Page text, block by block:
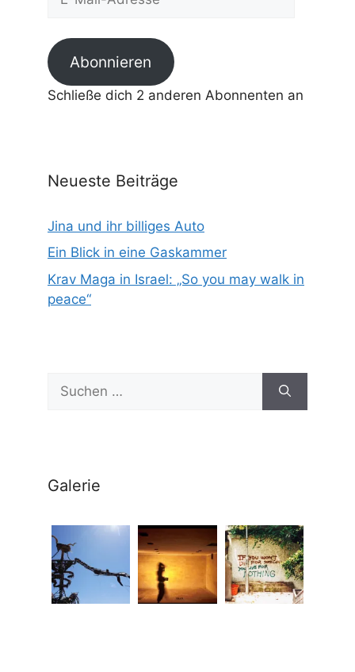
Mail-
Abonnieren
Schließe dich 2 anderen Abonnenten an
Neueste Beiträge
Jina und ihr billiges Auto
Ein Blick in eine Gaskammer
Krav Maga in Israel: „So you may walk in
peace“
nach:
Galerie